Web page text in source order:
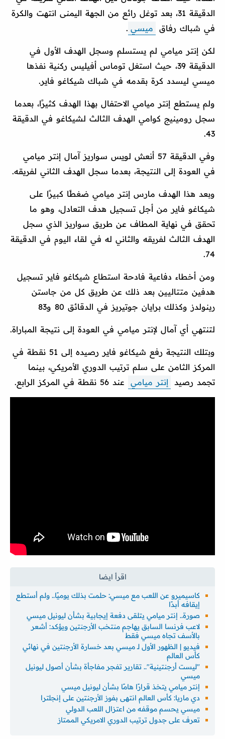
الدقيقة 31، بعد توغل رائع من الجهة اليمنى انتهت والكرة
في شباك رفاق
ميسي .
لكن إنتر ميامي لم يستسلم وسجل الهدف الأول في
الدقيقة 39، حيث استغل توماس أفيليس ركنية نفذها
ميسي ليسدد كرة بقدمه في شباك شيكاغو فاير.
ولم يستطع إنتر ميامي الاحتفال بهذا الهدف كثيرًا، بعدما
سجل رومينيج كوامي الهدف الثالث لشيكاغو في الدقيقة
43.
وفي الدقيقة 57 أنعش لويس سواريز آمال إنتر ميامي
في العودة إلى النتيجة، بعدما سجل الهدف الثاني لفريقه.
وبعد هذا الهدف مارس إنتر ميامي ضغطًا كبيرًا على
شيكاغو فاير من أجل تسجيل هدف التعادل، وهو ما
تحقق في نهاية المطاف عن طريق سواريز الذي سجل
الهدف الثالث لفريقه والثاني له في لقاء اليوم في الدقيقة
74.
ومن أخطاء دفاعية فادحة استطاع شيكاغو فاير تسجيل
هدفين متتاليين بعد ذلك عن طريق كل من جاستن
رينولدز وكذلك برايان جوتيريز في الدقائق 80 و83
لتنتهي أي آمال لإنتر ميامي في العودة إلى نتيجة المباراة.
وبتلك النتيجة رفع شيكاغو فاير رصيده إلى 51 نقطة في
المركز الثامن على سلم ترتيب الدوري الأمريكي، بينما
تجمد رصيد
إنتر ميامي عند 56 نقطة في المركز الرابع.
كاسيميرو عن اللعب مع ميسي: حلمت بذلك يوميًا.. ولم أستطع
إيقافه أبدًا
صورة.. إنتر ميامي يتلقى دفعة إيجابية بشأن ليونيل ميسي
لاعب فرنسا السابق يهاجم منتخب الأرجنتين ويؤكد: أشعر
بالأسف تجاه ميسي فقط
فيديو | الظهور الأول لـ ميسي بعد خسارة الأرجنتين في نهائي
كأس العالم
"ليست أرجنتينية".. تقارير تفجر مفاجأة بشأن أصول ليونيل
ميسي
إنتر ميامي يتخذ قرارًا هامًا بشأن ليونيل ميسي
دي ماريا: كأس العالم انتهى بفوز الأرجنتين على إنجلترا
ميسي يحسم موقفه من اعتزال اللعب الدولي
تعرف على جدول ترتيب الدوري الامريكي الممتاز